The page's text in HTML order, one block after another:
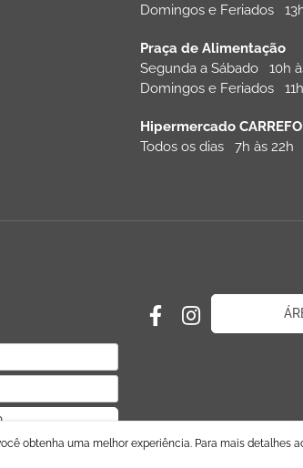
obtenha uma melhor experiência. Para mais detalhes
Domingos e Feriados
Praça de Alimentação
Segunda a Sábado 10h
Domingos e Feriados
Hipermercado
Todos os dias 7h às 22h
envio da